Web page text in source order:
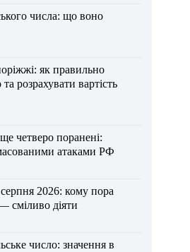
числа: що воно
як правильно
розрахувати вартість
четверо поранені:
атаками РФ
2026: кому пора
сміливо діяти
число: значення в